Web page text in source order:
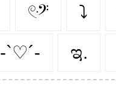
𓏲ּ𝄢 ⤵️
-`♡´- ಇ.